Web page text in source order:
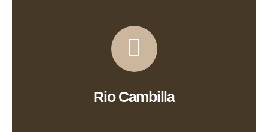
Rio Cambilla
Ver Ruta